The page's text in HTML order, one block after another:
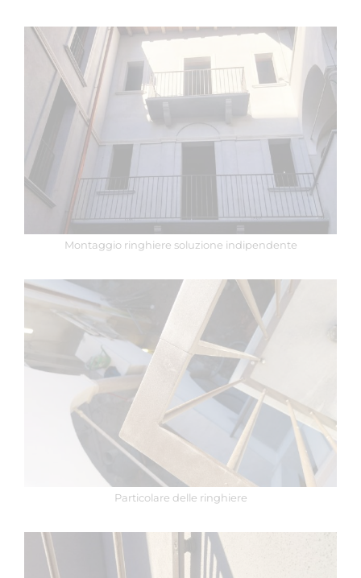
Montaggio ringhiere soluzione indipendente
Particolare delle ringhiere